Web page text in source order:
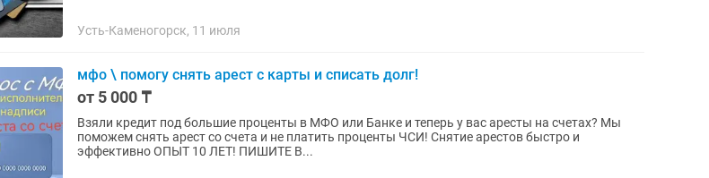
Усть-Каменогорск, 11 июля
мфо \ помогу снять арест с карты и списать долг!
от 5 000 ₸
Взяли кредит под большие проценты в МФО или Банке и теперь у вас аресты на счетах? Мы
поможем снять арест со счета и не платить проценты ЧСИ! Снятие арестов быстро и
эффективно ОПЫТ 10 ЛЕТ! ПИШИТЕ В...